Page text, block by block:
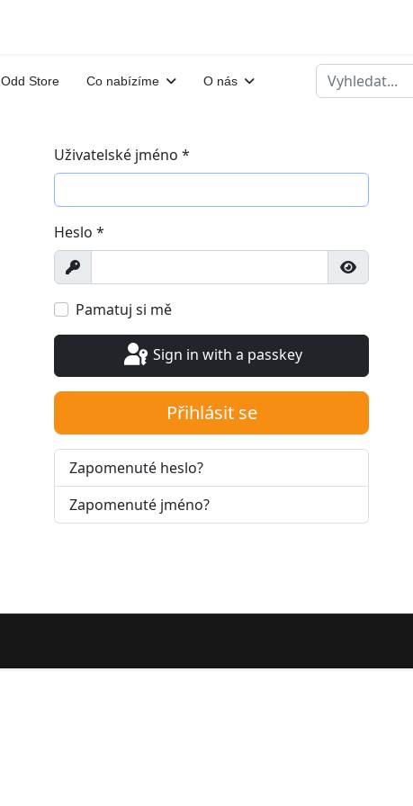
Odd Store Co nabízíme O nás Hledat
Uživatelské jméno *
Heslo *
Zobrazit
Show
Pamatuj si mě
Sign in with a passkey
Přihlásit se
Zapomenuté heslo?
Zapomenuté jméno?